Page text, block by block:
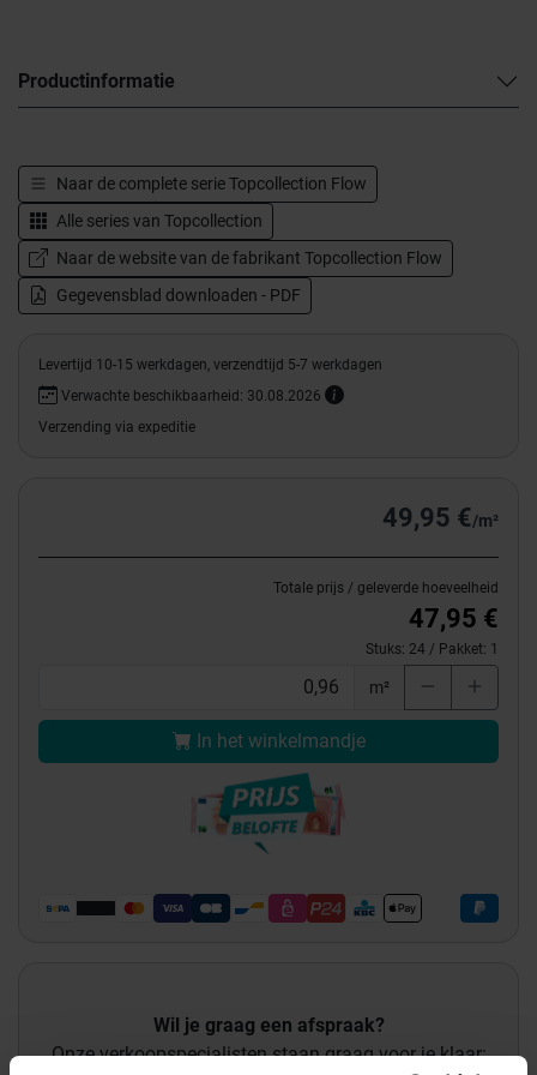
Productinformatie
Naar de complete serieTopcollection Flow
Alle series van Topcollection
Naar de website van de fabrikant Topcollection Flow
Gegevensblad downloaden - PDF
Levertijd 10-15 werkdagen, verzendtijd 5-7 werkdagen
Verwachte beschikbaarheid: 30.08.2026
Verzending via expeditie
49,95 €/m²
Totale prijs / geleverde hoeveelheid
47,95 €
Stuks: 24 / Pakket: 1
m²
In het winkelmandje
Wil je graag een afspraak?
Onze verkoopspecialisten staan graag voor je klaar: